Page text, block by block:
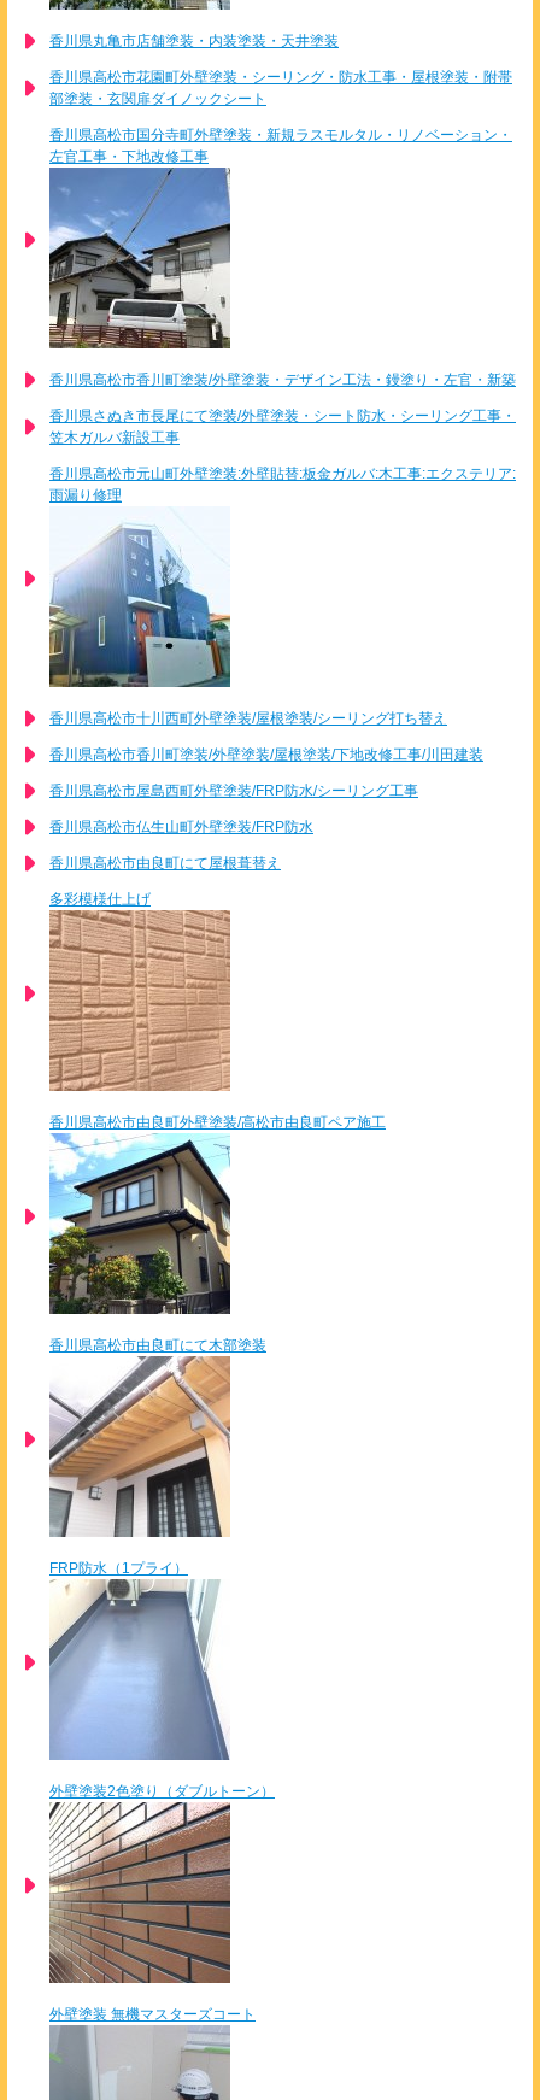
香川県丸亀市店舗塗装・内装塗装・天井塗装
香川県高松市花園町外壁塗装・シーリング・防水工事・屋根塗装・附帯
部塗装・玄関扉ダイノックシート
香川県高松市国分寺町外壁塗装・新規ラスモルタル・リノベーション・
左官工事・下地改修工事
香川県高松市香川町塗装/外壁塗装・デザイン工法・鏝塗り・左官・新築
香川県さぬき市長尾にて塗装/外壁塗装・シート防水・シーリング工事・
笠木ガルバ新設工事
香川県高松市元山町外壁塗装:外壁貼替:板金ガルバ:木工事:エクステリア:
雨漏り修理
香川県高松市十川西町外壁塗装/屋根塗装/シーリング打ち替え
香川県高松市香川町塗装/外壁塗装/屋根塗装/下地改修工事/川田建装
香川県高松市屋島西町外壁塗装/FRP防水/シーリング工事
香川県高松市仏生山町外壁塗装/FRP防水
香川県高松市由良町にて屋根葺替え
多彩模様仕上げ
香川県高松市由良町外壁塗装/高松市由良町ペア施工
香川県高松市由良町にて木部塗装
FRP防水（1プライ）
外壁塗装2色塗り（ダブルトーン）
外壁塗装 無機マスターズコート